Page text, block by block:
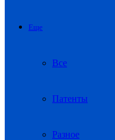
Еще
Все
Патенты
Разное